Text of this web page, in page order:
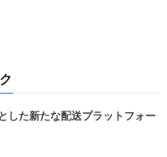
した新たな配送プラットフォー